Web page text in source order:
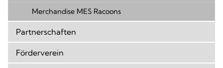
Merchandise MES Racoons
Partnerschaften
Förderverein